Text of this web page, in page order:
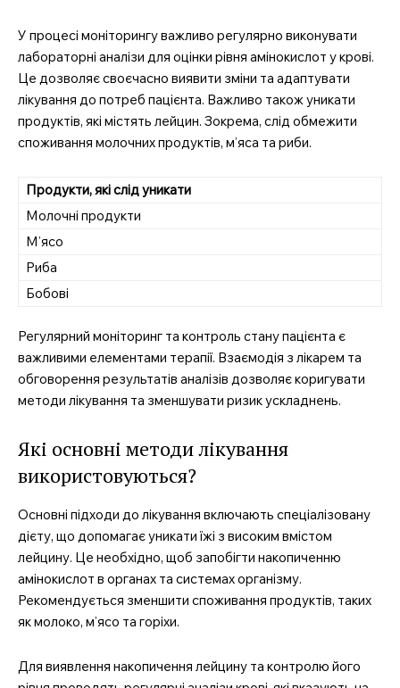
У процесі моніторингу важливо регулярно виконувати
лабораторні аналізи для оцінки рівня амінокислот у крові.
Це дозволяє своєчасно виявити зміни та адаптувати
лікування до потреб пацієнта. Важливо також уникати
продуктів, які містять лейцин. Зокрема, слід обмежити
споживання молочних продуктів, м’яса та риби.
Продукти, які слід уникати
Молочні продукти
М’ясо
Риба
Бобові
Регулярний моніторинг та контроль стану пацієнта є
важливими елементами терапії. Взаємодія з лікарем та
обговорення результатів аналізів дозволяє коригувати
методи лікування та зменшувати ризик ускладнень.
Які основні методи лікування
використовуються?
Основні підходи до лікування включають спеціалізовану
дієту, що допомагає уникати їжі з високим вмістом
лейцину. Це необхідно, щоб запобігти накопиченню
амінокислот в органах та системах організму.
Рекомендується зменшити споживання продуктів, таких
як молоко, м’ясо та горіхи.
Для виявлення накопичення лейцину та контролю його